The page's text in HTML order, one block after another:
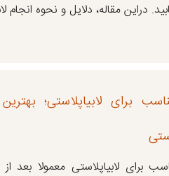
دراین مقاله، دلایل و نحوه انجام
برای لابیاپلاستی؛